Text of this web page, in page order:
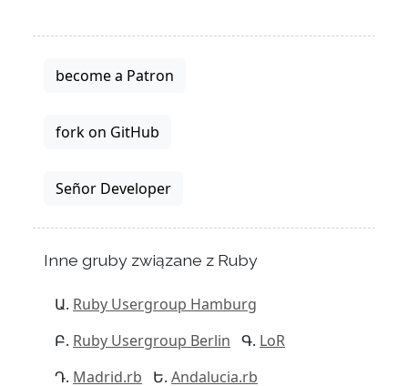
become a Patron
fork on GitHub
Señor Developer
Inne gruby związane z Ruby
Ruby Usergroup Hamburg
Ruby Usergroup Berlin
LoR
Madrid.rb
Andalucia.rb